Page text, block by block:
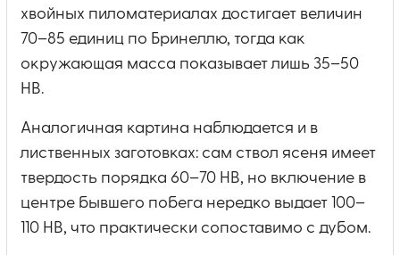
хвойных пиломатериалах достигает величин
70–85 единиц по Бринеллю, тогда как
окружающая масса показывает лишь 35–50
HB.
Аналогичная картина наблюдается и в
лиственных заготовках: сам ствол ясеня имеет
твердость порядка 60–70 HB, но включение в
центре бывшего побега нередко выдает 100–
110 HB, что практически сопоставимо с дубом.